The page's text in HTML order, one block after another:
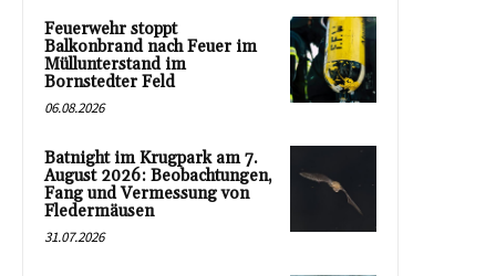
Feuerwehr stoppt
Balkonbrand nach Feuer im
Müllunterstand im
Bornstedter Feld
06.08.2026
Batnight im Krugpark am 7.
August 2026: Beobachtungen,
Fang und Vermessung von
Fledermäusen
31.07.2026